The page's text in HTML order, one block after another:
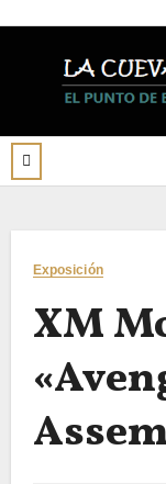
contenido
Exposición
XM